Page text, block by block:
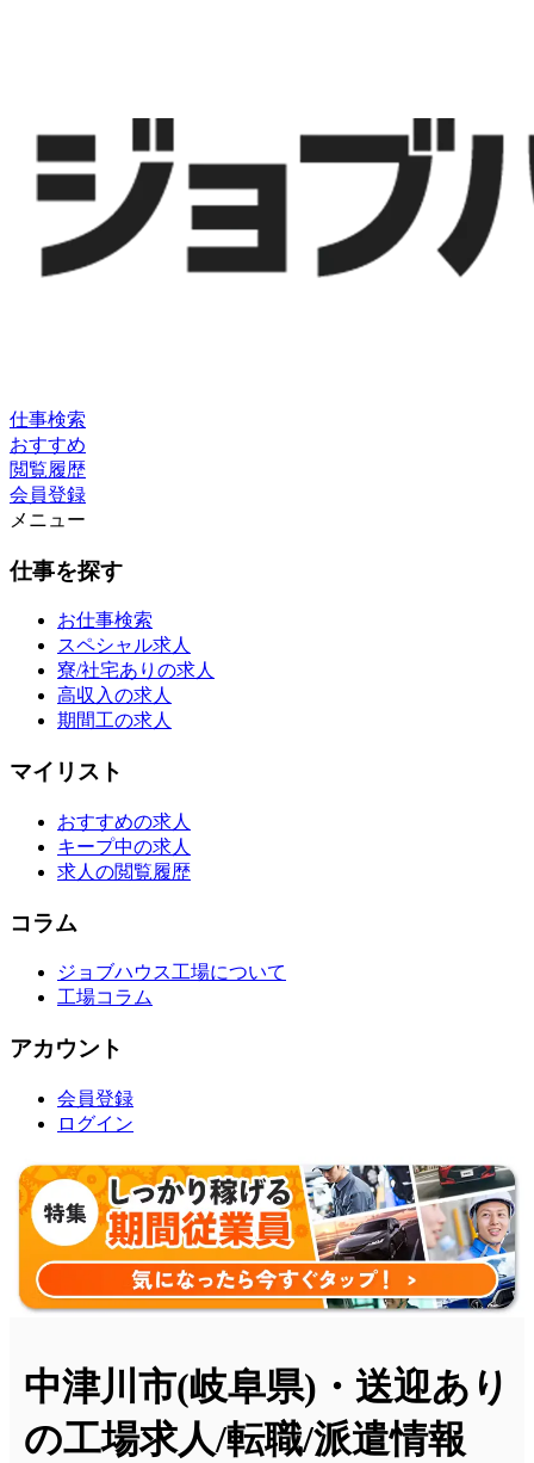
仕事検索
おすすめ
閲覧履歴
会員登録
メニュー
仕事を探す
お仕事検索
スペシャル求人
寮/社宅ありの求人
高収入の求人
期間工の求人
マイリスト
おすすめの求人
キープ中の求人
求人の閲覧履歴
コラム
ジョブハウス工場について
工場コラム
アカウント
会員登録
ログイン
中津川市(岐阜県)・送迎あり
の工場求人/転職/派遣情報